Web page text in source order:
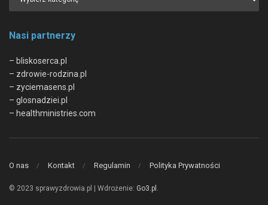
Nasi partnerzy
– bliskoserca.pl
– zdrowie-rodzina.pl
– zyciemasens.pl
– glosnadziei.pl
– healthministries.com
O nas Kontakt Regulamin Polityka Prywatności
© 2023 sprawyzdrowia.pl | Wdrożenie: Go3.pl